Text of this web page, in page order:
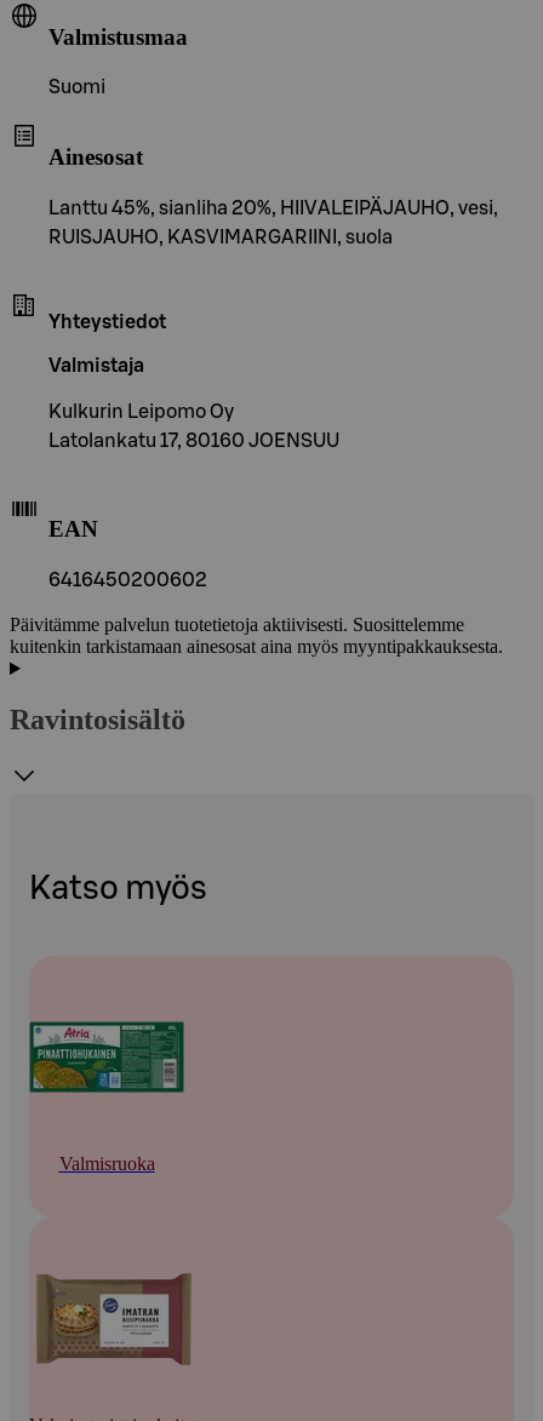
Valmistusmaa
Suomi
Ainesosat
Lanttu 45%, sianliha 20%, HIIVALEIPÄJAUHO, vesi,
RUISJAUHO, KASVIMARGARIINI, suola
Yhteystiedot
Valmistaja
Kulkurin Leipomo Oy
Latolankatu 17, 80160 JOENSUU
EAN
6416450200602
Päivitämme palvelun tuotetietoja aktiivisesti. Suosittelemme
kuitenkin tarkistamaan ainesosat aina myös myyntipakkauksesta.
Ravintosisältö
Katso myös
Valmisruoka